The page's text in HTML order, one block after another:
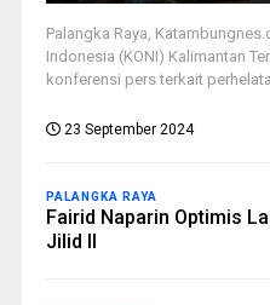
Palangka Raya,
Indonesia (KONI) Kalimantan
konferensi pers terkait
23 September 2024
PALANGKA RAYA
Fairid Naparin Optimis
Jilid II